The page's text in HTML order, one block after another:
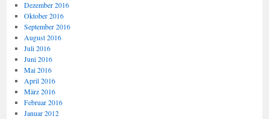
Dezember 2016
Oktober 2016
September 2016
August 2016
Juli 2016
Juni 2016
Mai 2016
April 2016
März 2016
Februar 2016
Januar 2012